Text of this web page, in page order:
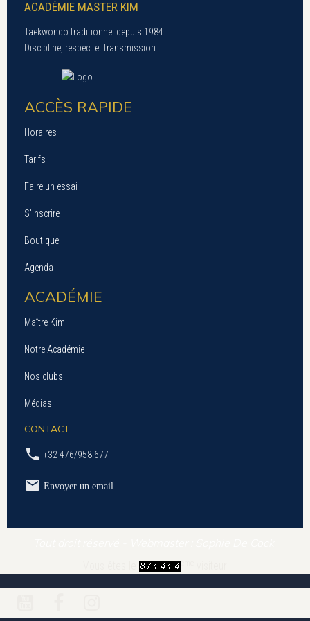
ACADÉMIE MASTER KIM
Taekwondo traditionnel depuis 1984.
Discipline, respect et transmission.
ACCÈS RAPIDE
Horaires
Tarifs
Faire un essai
S’inscrire
Boutique
Agenda
ACADÉMIE
Maître Kim
Notre Académie
Nos clubs
Médias
CONTACT
+32 476/958.677
Envoyer un email